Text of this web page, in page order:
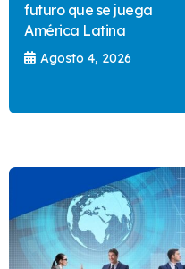
futuro que se juega
América Latina
Agosto 4, 2026